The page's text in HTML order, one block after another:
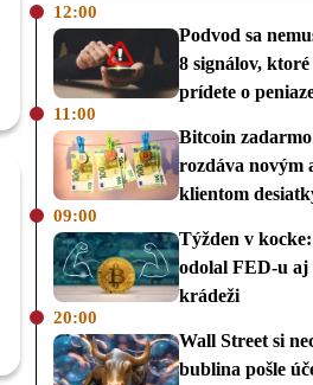
12:00
Podvod sa
8 signálov,
prídete o
11:00
Bitcoin
rozdáva novým
klientom
09:00
Týžden v
odolal FED-u
krádeži
20:00
Wall Street si
bublina pošle